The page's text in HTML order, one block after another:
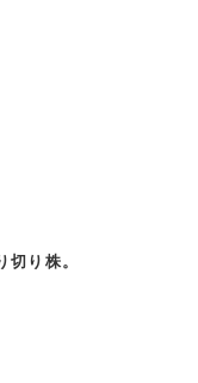
切り株。